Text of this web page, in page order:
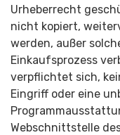
Urheberrecht
nicht kopiert,
werden, außer
Einkaufsprozess
verpflichtet sich,
Eingriff oder eine
Webschnittstelle